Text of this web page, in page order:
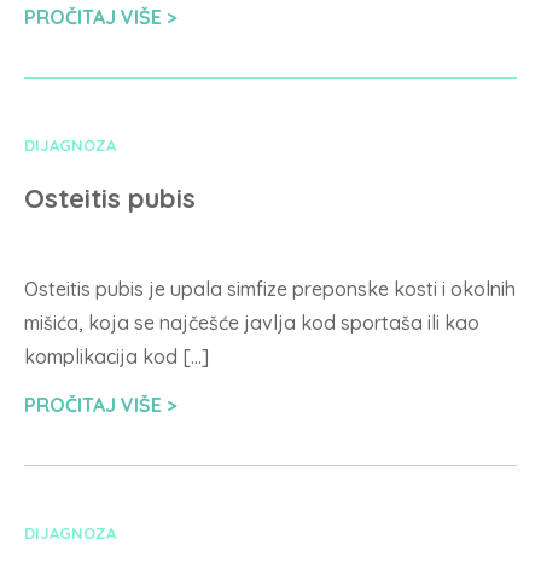
PROČITAJ VIŠE
DIJAGNOZA
Osteitis pubis
Osteitis pubis je upala simfize preponske kosti i okolnih
mišića, koja se najčešće javlja kod sportaša ili kao
komplikacija kod […]
PROČITAJ VIŠE
DIJAGNOZA